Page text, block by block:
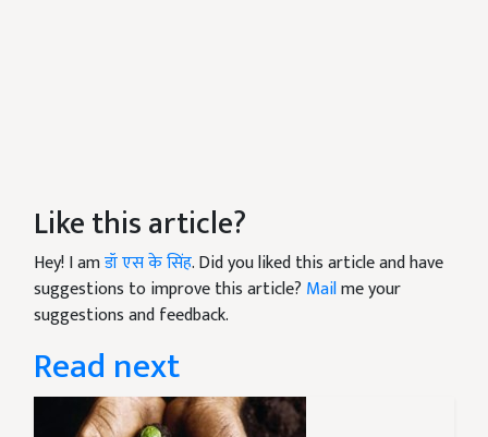
Like this article?
Hey! I amडॉ एस के सिंह. Did you liked this article and have
suggestions to improve this article? Mailme your
suggestions and feedback.
Read next